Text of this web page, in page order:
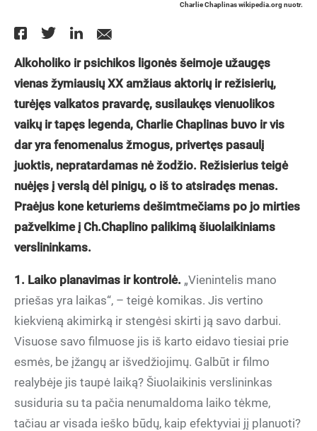
Charlie Chaplinas wikipedia.org nuotr.
Alkoholiko ir psichikos ligonės šeimoje užaugęs
vienas žymiausių XX amžiaus aktorių ir režisierių,
turėjęs valkatos pravardę, susilaukęs vienuolikos
vaikų ir tapęs legenda, Charlie Chaplinas buvo ir vis
dar yra fenomenalus žmogus, privertęs pasaulį
juoktis, nepratardamas nė žodžio. Režisierius teigė
nuėjęs į verslą dėl pinigų, o iš to atsiradęs menas.
Praėjus kone keturiems dešimtmečiams po jo mirties
pažvelkime į Ch.Chaplino palikimą šiuolaikiniams
verslininkams.
1. Laiko planavimas ir kontrolė. „Vienintelis mano
priešas yra laikas“, – teigė komikas. Jis vertino
kiekvieną akimirką ir stengėsi skirti ją savo darbui.
Visuose savo filmuose jis iš karto eidavo tiesiai prie
esmės, be įžangų ar išvedžiojimų. Galbūt ir filmo
realybėje jis taupė laiką? Šiuolaikinis verslininkas
susiduria su ta pačia nenumaldoma laiko tėkme,
tačiau ar visada ieško būdų, kaip efektyviai jį planuoti?